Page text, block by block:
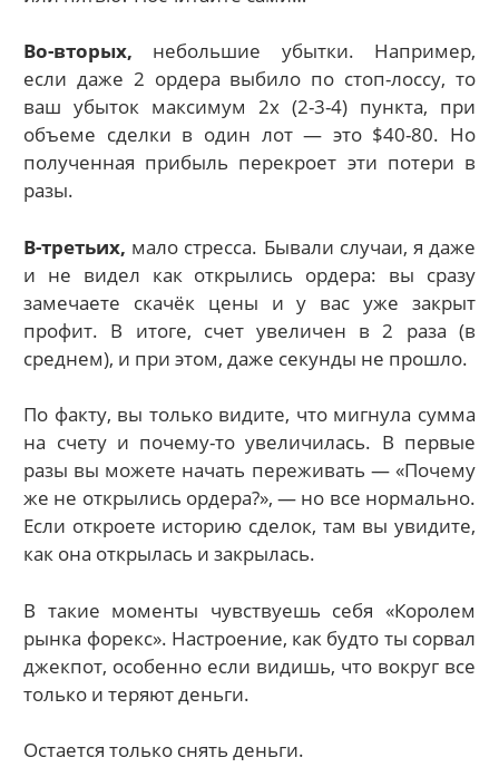
Во-вторых, небольшие убытки. Например,
если даже 2 ордера выбило по стоп-лоссу, то
ваш убыток максимум 2х (2-3-4) пункта, при
объеме сделки в один лот — это $40-80. Но
полученная прибыль перекроет эти потери в
разы.
В-третьих, мало стресса. Бывали случаи, я даже
и не видел как открылись ордера: вы сразу
замечаете скачёк цены и у вас уже закрыт
профит. В итоге, счет увеличен в 2 раза (в
среднем), и при этом, даже секунды не прошло.
По факту, вы только видите, что мигнула сумма
на счету и почему-то увеличилась. В первые
разы вы можете начать переживать — «Почему
же не открылись ордера?», — но все нормально.
Если откроете историю сделок, там вы увидите,
как она открылась и закрылась.
В такие моменты чувствуешь себя «Королем
рынка форекс». Настроение, как будто ты сорвал
джекпот, особенно если видишь, что вокруг все
только и теряют деньги.
Остается только снять деньги.